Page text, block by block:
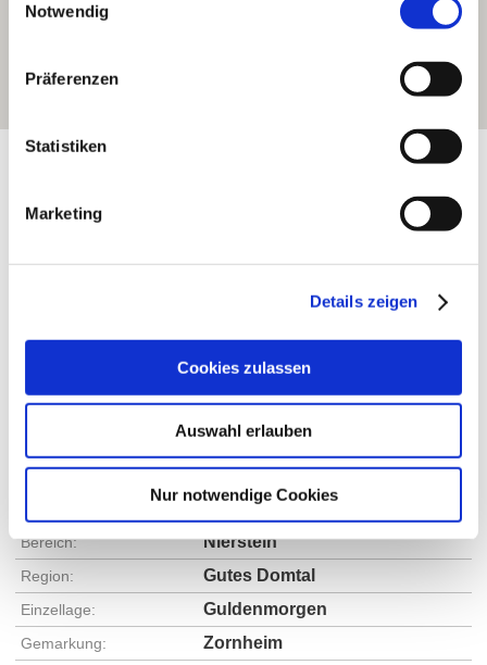
Notwendig
Präferenzen
Statistiken
Marketing
Details zeigen
Cookies zulassen
Auswahl erlauben
Nur notwendige Cookies
Rebfläche:22 Hektar
Gemeinde:
Exposition:Südost
Bereich: Nierstein
Region: Gutes Domtal
Einzellage: Guldenmorgen
Gemarkung: Zornheim